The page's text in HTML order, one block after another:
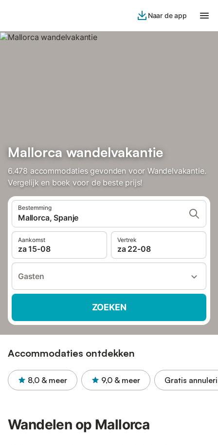
Naar de app
Mallorca wandelvakantie
6.478 accommodaties gevonden voor Wandelvakantie.
Vergelijk en boek voor de beste prijs!
Bestemming
Mallorca, Spanje
Aankomst
za 15-08
Vertrek
za 22-08
Gasten
ZOEKEN
Accommodaties ontdekken
8,0 & meer 9,0 & meer Gratis
Wandelen op Mallorca